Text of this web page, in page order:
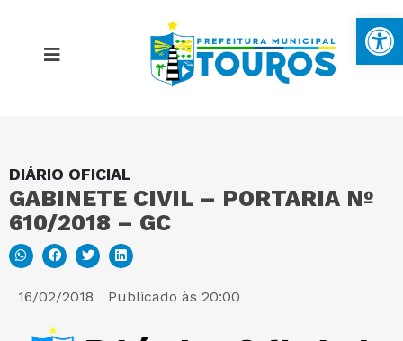
DIÁRIO OFICIAL
GABINETE CIVIL – PORTARIA Nº
610/2018 – GC
16/02/2018 Publicado às 20:00
MAPA DO SITE
PORTAL DA TRANSPARÊNCIA
E-SIC